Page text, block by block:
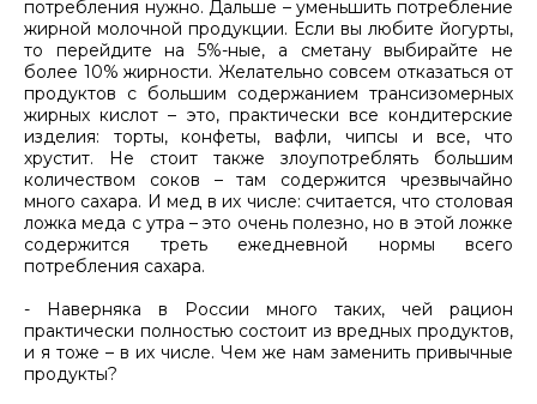
потребления нужно. Дальше – уменьшить потребление
жирной молочной продукции. Если вы любите йогурты,
то перейдите на 5%-ные, а сметану выбирайте не
более 10% жирности. Желательно совсем отказаться от
продуктов с большим содержанием трансизомерных
жирных кислот – это, практически все кондитерские
изделия: торты, конфеты, вафли, чипсы и все, что
хрустит. Не стоит также злоупотреблять большим
количеством соков – там содержится чрезвычайно
много сахара. И мед в их числе: считается, что столовая
ложка меда с утра – это очень полезно, но в этой ложке
содержится треть ежедневной нормы всего
потребления сахара.
- Наверняка в России много таких, чей рацион
практически полностью состоит из вредных продуктов,
и я тоже – в их числе. Чем же нам заменить привычные
продукты?